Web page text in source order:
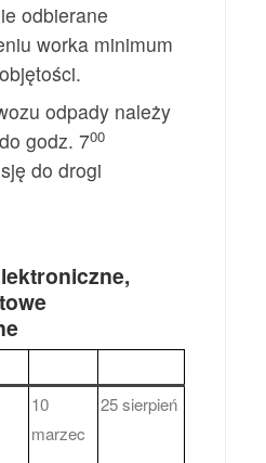
odbierane
worka minimum
odpady należy
godz. 700
do drogi
10
marzec
25 sierpień